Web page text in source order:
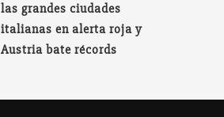
las grandes ciudades
italianas en alerta roja y
Austria bate récords